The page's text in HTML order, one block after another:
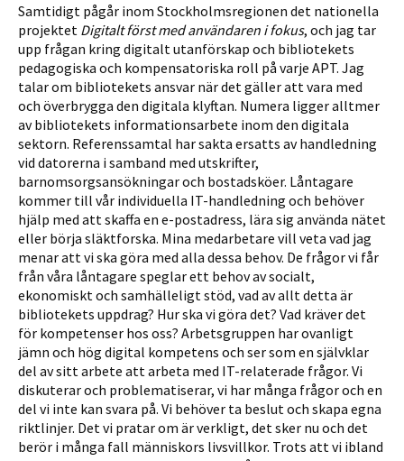
Samtidigt pågår inom Stockholmsregionen det nationella
projektet Digitalt först med användaren i fokus, och jag tar
upp frågan kring digitalt utanförskap och bibliotekets
pedagogiska och kompensa­toriska roll på varje APT. Jag
talar om bibliotekets ansvar när det gäller att vara med
och överbrygga den digitala klyftan. Numera ligger alltmer
av bibliotekets informationsarbete inom den digitala
sektorn. Referenssamtal har sakta ersatts av handledning
vid datorerna i samband med utskrifter,
barnomsorgsansökningar och bostadsköer. Låntagare
kommer till vår individuella IT-handledning och behöver
hjälp med att skaffa en e-postadress, lära sig använda nätet
eller börja släktforska. Mina medarbetare vill veta vad jag
menar att vi ska göra med alla dessa behov. De frågor vi får
från våra låntagare speglar ett behov av socialt,
ekonomiskt och samhälleligt stöd, vad av allt detta är
bibliotekets uppdrag? Hur ska vi göra det? Vad kräver det
för kompetenser hos oss? Arbetsgruppen har ovanligt
jämn och hög digital kompetens och ser som en självklar
del av sitt arbete att arbeta med IT-relaterade frågor. Vi
diskuterar och proble­matiserar, vi har många frågor och en
del vi inte kan svara på. Vi be­höver ta beslut och skapa egna
riktlinjer. Det vi pratar om är verkligt, det sker nu och det
berör i många fall människors livsvillkor. Trots att vi ibland